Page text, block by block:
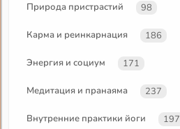
Природа пристрастий 98
Карма и реинкарнация 186
Энергия и социум 171
Медитация и пранаяма 237
Внутренние практики йоги 197